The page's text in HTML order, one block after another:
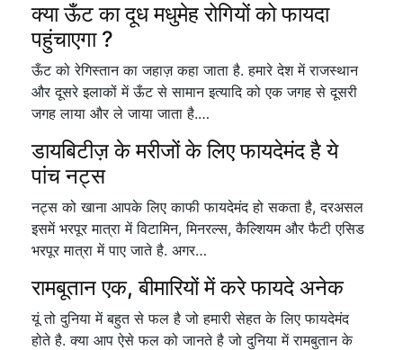
क्या ऊँट का दूध मधुमेह रोगियों को फायदा
पहुंचाएगा ?
ऊँट को रेगिस्तान का जहाज़ कहा जाता है. हमारे देश में राजस्थान
और दूसरे इलाकों में ऊँट से सामान इत्यादि को एक जगह से दूसरी
जगह लाया और ले जाया जाता है.…
डायबिटीज़ के मरीजों के लिए फायदेमंद है ये
पांच नट्स
नट्स को खाना आपके लिए काफी फायदेमंद हो सकता है, दरअसल
इसमें भरपूर मात्रा में विटामिन, मिनरल्स, कैल्शियम और फैटी एसिड
भरपूर मात्रा में पाए जाते है. अगर…
रामबूतान एक, बीमारियों में करे फायदे अनेक
यूं तो दुनिया में बहुत से फल है जो हमारी सेहत के लिए फायदेमंद
होते है. क्या आप ऐसे फल को जानते है जो दुनिया में रामबुतान के